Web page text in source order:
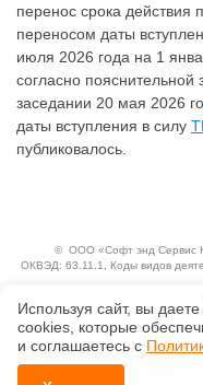
перенос срока действия
переносом даты
июля 2026 года на 1
согласно пояснительной
заседании 20 мая 2026
даты вступления в силу
публиковалось.
© ООО «Софт энд Сервис
ОКВЭД: 63.11.1, Коды видов
Исключительные авторские
Положение по
Используя сайт, вы
сооkiеs, которые
и соглашаетесь с